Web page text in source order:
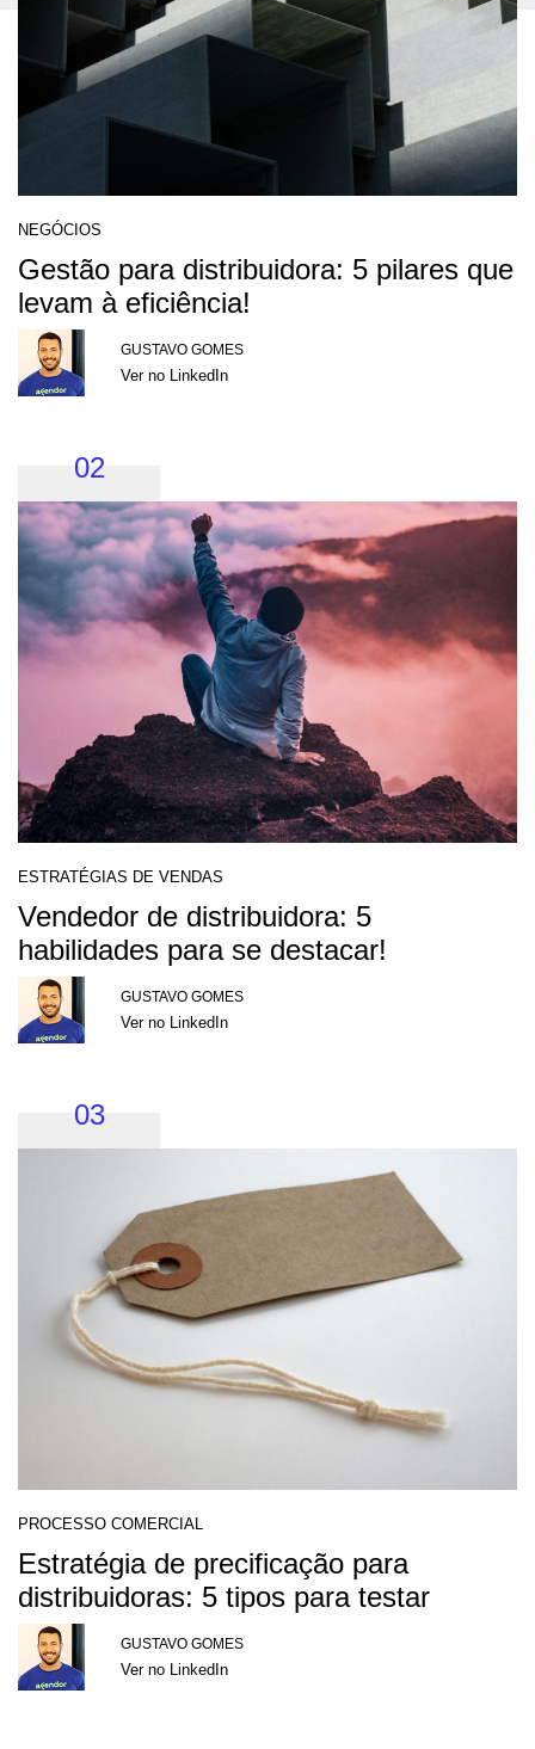
NEGÓCIOS
Gestão para distribuidora: 5 pilares que
levam à eficiência!
GUSTAVO GOMES
Ver no LinkedIn
02
ESTRATÉGIAS DE VENDAS
Vendedor de distribuidora: 5
habilidades para se destacar!
GUSTAVO GOMES
Ver no LinkedIn
03
PROCESSO COMERCIAL
Estratégia de precificação para
distribuidoras: 5 tipos para testar
GUSTAVO GOMES
Ver no LinkedIn